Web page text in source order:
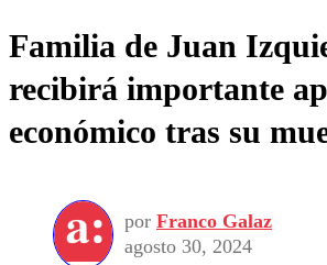
Familia de Juan
recibirá importante
económico tras su
por Franco Galaz
agosto 30, 2024